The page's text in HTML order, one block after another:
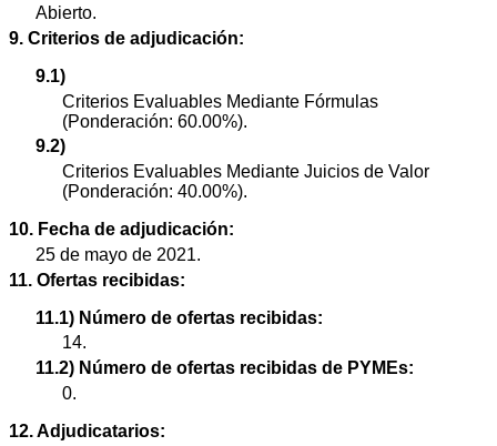
Abierto.
9. Criterios de adjudicación:
9.1)
Criterios Evaluables Mediante Fórmulas
(Ponderación: 60.00%).
9.2)
Criterios Evaluables Mediante Juicios de Valor
(Ponderación: 40.00%).
10. Fecha de adjudicación:
25 de mayo de 2021.
11. Ofertas recibidas:
11.1) Número de ofertas recibidas:
14.
11.2) Número de ofertas recibidas de PYMEs:
0.
12. Adjudicatarios: